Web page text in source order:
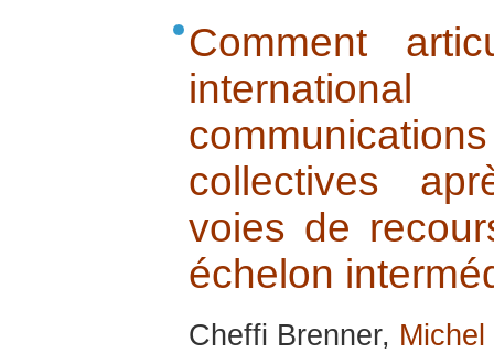
Comment
collectives
voies de
échelon
Cheffi Brenner,